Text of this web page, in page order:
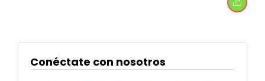
Conéctate con nosotros